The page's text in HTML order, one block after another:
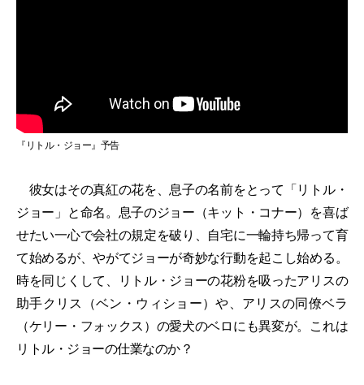
『リトル・ジョー』予告
彼女はその真紅の花を、息子の名前をとって「リトル・
ジョー」と命名。息子のジョー（キット・コナー）を喜ば
せたい一心で会社の規定を破り、自宅に一輪持ち帰って育
て始めるが、やがてジョーが奇妙な行動を起こし始める。
時を同じくして、リトル・ジョーの花粉を吸ったアリスの
助手クリス（ベン・ウィショー）や、アリスの同僚ベラ
（ケリー・フォックス）の愛犬のベロにも異変が。これは
リトル・ジョーの仕業なのか？